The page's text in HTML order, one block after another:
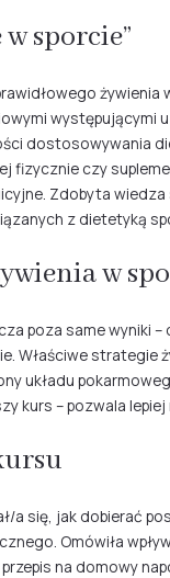
sporcie”
występującymi
dostosowywania
fizycznie czy
Zdobyta
z dietetyką
w
poza same wyniki
Właściwe strategie
układu
kurs – pozwala
a się, jak dobierać
Omówiła
na domowy